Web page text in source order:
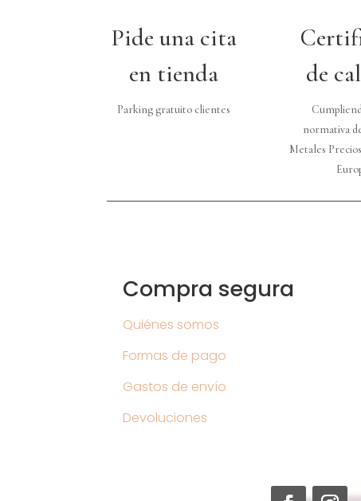
Pide una cita
en tienda
Parking gratuito clientes
de
normativa
Metales
Compra segura
Quiénes somos
Formas de pago
Gastos de envío
Devoluciones